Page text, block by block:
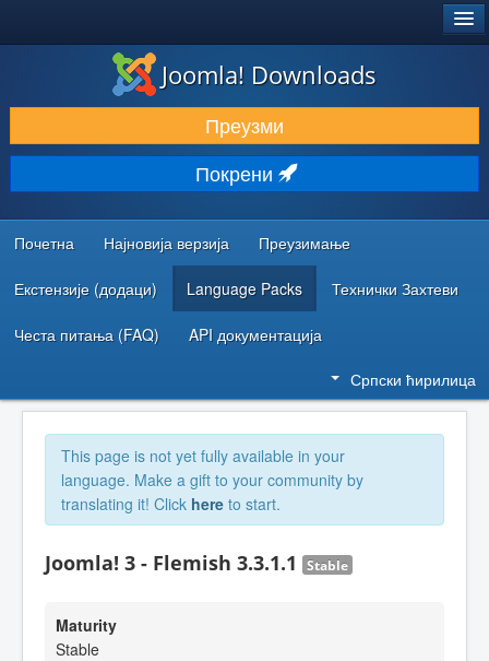
ПРЕУЗИМАЊЕ И ПРОШИРЕЊА (ЕКСТЕНЗИЈЕ)
ОТКРИЈТЕ И НАУЧИТЕ
ЗАЈЕДНИЦА И ПОДРШКА
РЕСУРСИ ЗА РАЗВОЈ
Joomla! Downloads
Преузми
Покрени
Почетна Најновија верзија Преузимање
Екстензије (додаци) Language Packs Технички Захтеви
Честа питања (FAQ) API документација
Српски ћирилица
This page is not yet fully available in your
language. Make a gift to your community by
translating it! Click here to start.
Joomla! 3 - Flemish 3.3.1.1 Stable
Maturity
Stable